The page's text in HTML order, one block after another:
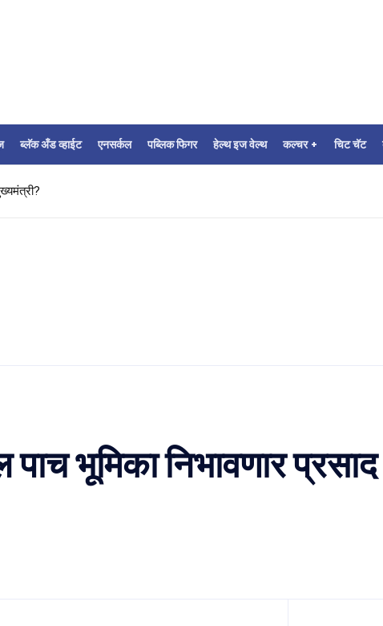
ब्लॅक अँड व्हाईट एनसर्कल पब्लिक फिगर हेल्थ इज वेल्थ कल्चर + चिट चॅट
कित्ता?
पाच भूमिका निभावणार